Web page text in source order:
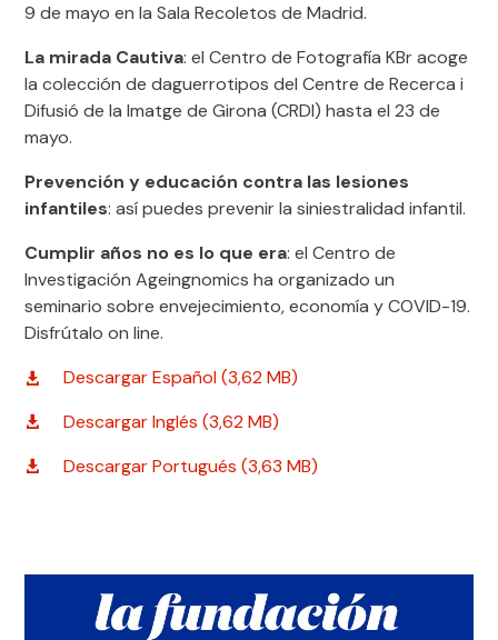
9 de mayo en la Sala Recoletos de Madrid.
La mirada Cautiva: el Centro de Fotografía KBr acoge
la colección de daguerrotipos del Centre de Recerca i
Difusió de la Imatge de Girona (CRDI) hasta el 23 de
mayo.
Prevención y educación contra las lesiones
infantiles: así puedes prevenir la siniestralidad infantil.
Cumplir años no es lo que era: el Centro de
Investigación Ageingnomics ha organizado un
seminario sobre envejecimiento, economía y COVID-19.
Disfrútalo on line.
Descargar Español (3,62 MB)
Descargar Inglés (3,62 MB)
Descargar Portugués (3,63 MB)